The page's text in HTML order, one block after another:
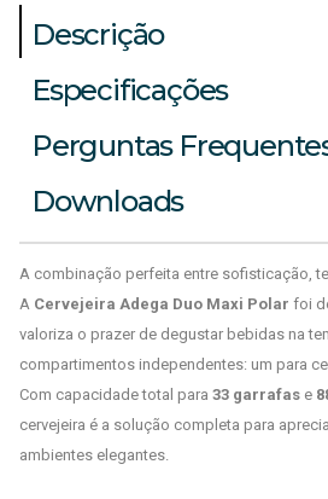
Descrição
Especificações
Perguntas
Downloads
A combinação perfeita entre sofisticação,
A Cervejeira Adega Duo Maxi Polar foi
valoriza o prazer de degustar bebidas na
compartimentos independentes: um para
Com capacidade total para 33 garrafas e
cervejeira é a solução completa para
ambientes elegantes.